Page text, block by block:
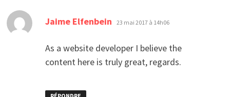
Jaime Elfenbein dit :
23 mai 2017 à 14h06
As a website developer I believe the
content here is truly great, regards.